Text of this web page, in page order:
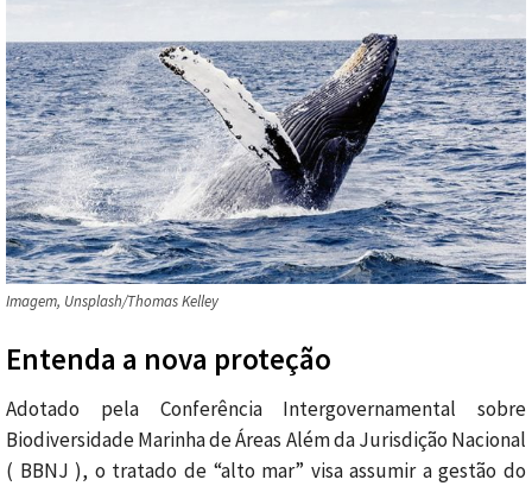
Imagem, Unsplash/Thomas Kelley
Entenda a nova proteção
Adotado pela Conferência Intergovernamental sobre
Biodiversidade Marinha de Áreas Além da Jurisdição Nacional
( BBNJ ), o tratado de “alto mar” visa assumir a gestão do